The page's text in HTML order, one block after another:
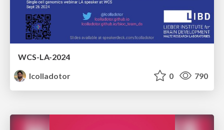
WCS-LA-2024
lcolladotor
0 790